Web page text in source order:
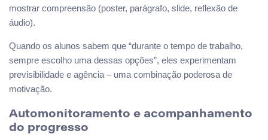
mostrar compreensão (poster, parágrafo, slide, reflexão de
áudio).
Quando os alunos sabem que “durante o tempo de trabalho,
sempre escolho uma dessas opções”, eles experimentam
previsibilidade e agência – uma combinação poderosa de
motivação.
Automonitoramento e acompanhamento
do progresso